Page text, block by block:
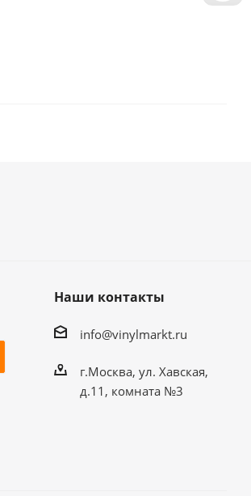
Наши контакты
info@vinylmarkt.ru
г.Москва, ул. Хавская,
д.11, комната №3